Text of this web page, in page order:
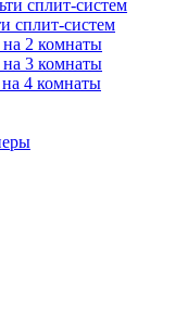
сплит-систем
сплит-систем
2 комнаты
3 комнаты
4 комнаты